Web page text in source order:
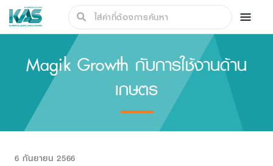
Magik Growth กับการใช้งานด้าน
เกษตร
6 กันยายน 2566